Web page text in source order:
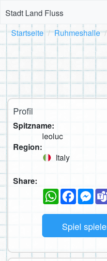
Stadt Land Fluss
Startseite Ruhmeshalle
Profil
Spitzname:
leoluc
Region:
Italy
Share:
WhatsApp
Spiel